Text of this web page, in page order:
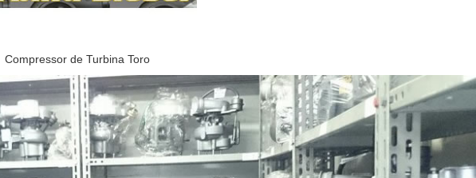
Compressor de Turbina Toro